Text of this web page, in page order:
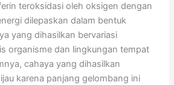
teroksidasi oleh oksigen dengan
dilepaskan dalam bentuk
yang dihasilkan bervariasi
organisme dan lingkungan tempat
cahaya yang dihasilkan
karena panjang gelombang ini